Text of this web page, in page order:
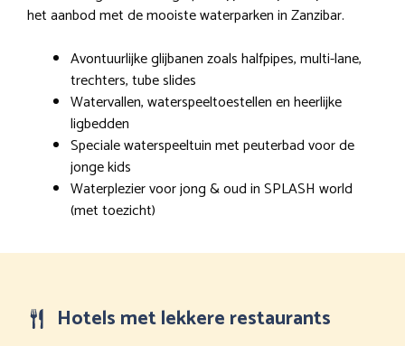
het aanbod met de mooiste waterparken in Zanzibar.
Avontuurlijke glijbanen zoals halfpipes, multi-lane,
trechters, tube slides
Watervallen, waterspeeltoestellen en heerlijke
ligbedden
Speciale waterspeeltuin met peuterbad voor de
jonge kids
Waterplezier voor jong & oud in SPLASH world
(met toezicht)
Hotels met lekkere restaurants